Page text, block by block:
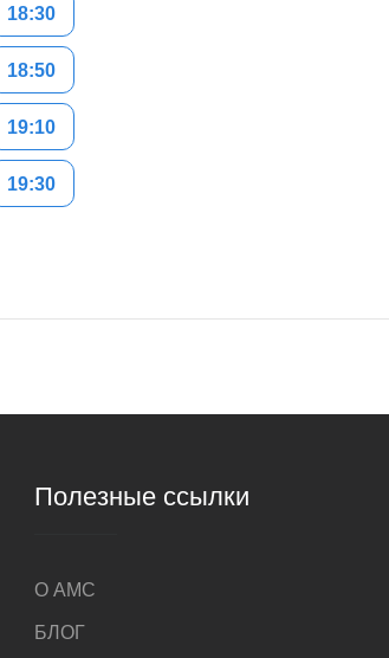
18:30
18:50
19:10
19:30
Полезные ссылки
О AMC
БЛОГ